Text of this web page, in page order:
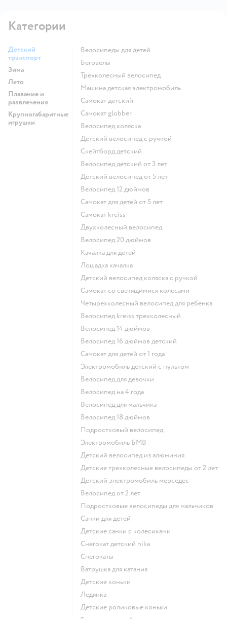
Категории
Детский
транспорт
Зима
Лето
Плавание и
развлечения
Крупногабаритные
игрушки
Велосипеды для детей
Беговелы
Трехколесный велосипед
Машина детская электромобиль
Самокат детский
Самокат globber
Велосипед коляска
Детский велосипед с ручкой
Скейтборд детский
Велосипед детский от 3 лет
Детский велосипед от 5 лет
Велосипед 12 дюймов
Самокат для детей от 5 лет
Самокат kreiss
Двухколесный велосипед
Велосипед 20 дюймов
Качалка для детей
Лошадка качалка
Детский велосипед коляска с ручкой
Самокат со светящимися колесами
Четырехколесный велосипед для ребенка
Велосипед kreiss трехколесный
Велосипед 14 дюймов
Велосипед 16 дюймов детский
Самокат для детей от 1 года
Электромобиль детский с пультом
Велосипед для девочки
Велосипед на 4 года
Велосипед для мальчика
Велосипед 18 дюймов
Подростковый велосипед
Электромобиль БМВ
Детский велосипед из алюминия
Детские трехколесные велосипеды от 2 лет
Детский электромобиль мерседес
Велосипед от 2 лет
Подростковые велосипеды для мальчиков
Санки для детей
Детские санки с колесиками
Снегокат детский nika
Снегокаты
Ватрушка для катания
Детские коньки
Ледянка
Детские роликовые коньки